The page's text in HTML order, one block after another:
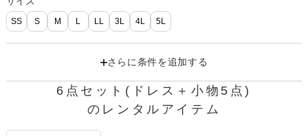
SS S M L LL 3L 4L 5L
さらに条件を追加する
6点セット(ドレス＋小物5点)
のレンタルアイテム